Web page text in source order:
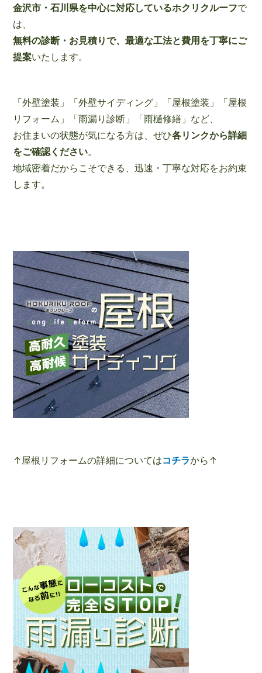
金沢市・石川県を中心に対応しているホクリクルーフで
は、
無料の診断・お見積りで、最適な工法と費用を丁寧にご
提案いたします。
「外壁塗装」「外壁サイディング」「屋根塗装」「屋根
リフォーム」「雨漏り診断」「雨樋修繕」など、
お住まいの状態が気になる方は、ぜひ各リンクから詳細
をご確認ください。
地域密着だからこそできる、迅速・丁寧な対応をお約束
します。
↑屋根リフォームの詳細についてはコチラから↑